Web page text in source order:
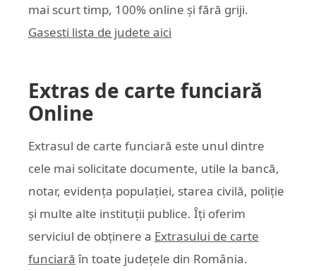
mai scurt timp, 100% online și fără griji.
Gasesti lista de judete aici
Extras de carte funciară
Online
Extrasul de carte funciară este unul dintre
cele mai solicitate documente, utile la bancă,
notar, evidența populației, starea civilă, poliție
și multe alte instituții publice. Îți oferim
serviciul de obținere a Extrasului de carte
funciară în toate județele din România.